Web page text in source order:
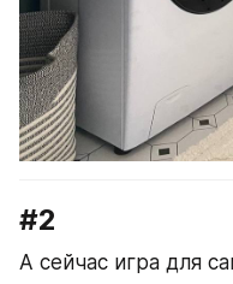
#2
А сейчас игра для